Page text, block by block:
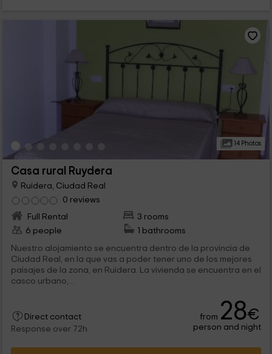
14 Photos
Casa rural Ruydera
Ruidera, Ciudad Real
0 reviews
Full Rental
3 rooms
6 people
1 bathrooms
Nuestro alojamiento se encuentra dentro de la provincia de
Ciudad Real, en la que vas a poder tener uno de los mejores
paisajes de la zona, en Ruidera. La vivienda se encuentra en el
casco urbano,...
Direct contact
Response over 72h
from 28€
person and night